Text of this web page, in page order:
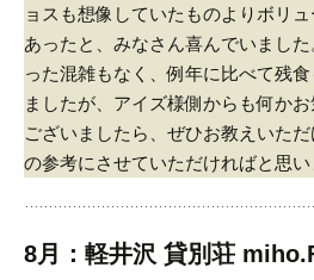
ョスも想像していたものよりボリ
あったと、みなさん喜んでいました
った混雑もなく、例年に比べて残
ましたが、 アイズ様側からも何か
ございましたら、 ぜひお教えいただ
の参考にさせていただければと思い
8月：軽井沢 貸別荘